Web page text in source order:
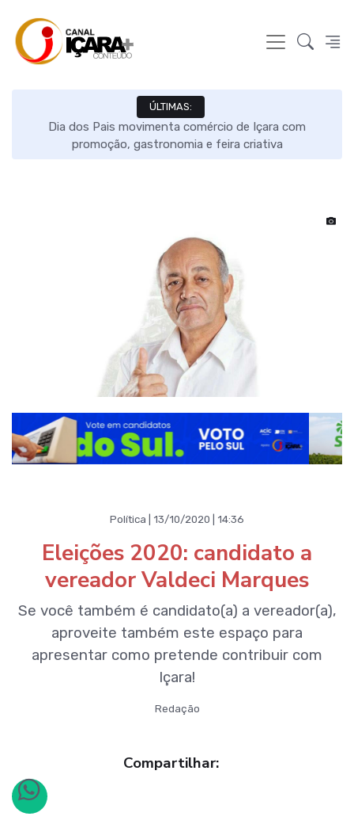
ÚLTIMAS:
Dia dos Pais movimenta comércio de Içara com
promoção, gastronomia e feira criativa
Política | 13/10/2020 | 14:36
Eleições 2020: candidato a
vereador Valdeci Marques
Se você também é candidato(a) a vereador(a),
aproveite também este espaço para
apresentar como pretende contribuir com
Içara!
Redação
Compartilhar: